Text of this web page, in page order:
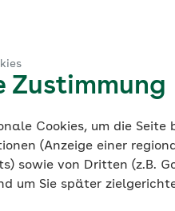
Zustimmung
Cookies, um die Seite
(Anzeige einer
sowie von Dritten (z.B.
um Sie später
Etwa eine von 1.000
etwas öfter auf als bei
vor allem bei
haben statt